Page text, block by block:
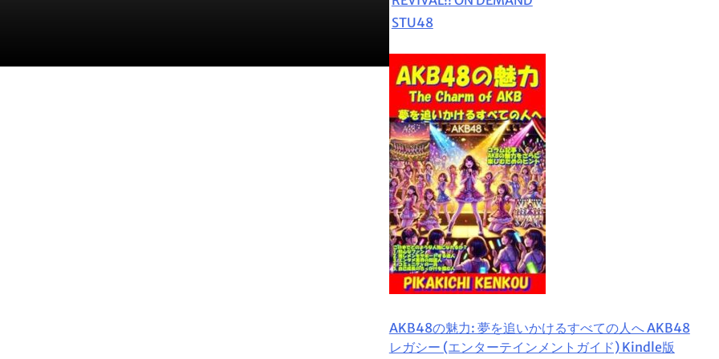
STU48
AKB48の魅力: 夢を追いかけるすべての人へ AKB48
レガシー (エンターテインメントガイド) Kindle版